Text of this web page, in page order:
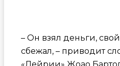
– Он взял деньги,
сбежал, – приводит
«Лейрии» Жоао